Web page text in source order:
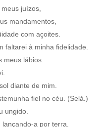
juízos,
mandamentos,
com açoites.
faltarei à minha fidelidade.
meus lábios.
diante de mim.
fiel no céu. (Selá.)
ungido.
a por terra.